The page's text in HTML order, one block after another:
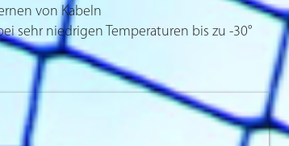
von Kabeln
sehr niedrigen Temperaturen bis zu -30°